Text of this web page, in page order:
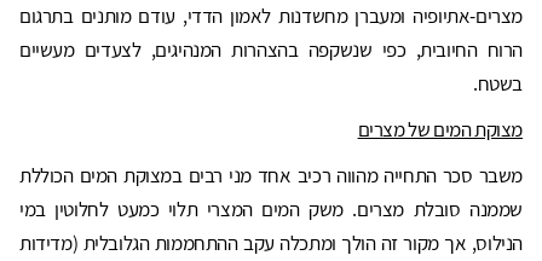
מצרים-אתיופיה ומעברן מחשדנות לאמון הדדי, עודם מותנים בתרגום
הרוח החיובית, כפי שנשקפה בהצהרות המנהיגים, לצעדים מעשיים
בשטח.
מצוקת המים של מצרים
משבר סכר התחייה מהווה רכיב אחד מני רבים במצוקת המים הכוללת
שממנה סובלת מצרים. משק המים המצרי תלוי כמעט לחלוטין במי
הנילוס, אך מקור זה הולך ומתכלה עקב ההתחממות הגלובלית (מדידות